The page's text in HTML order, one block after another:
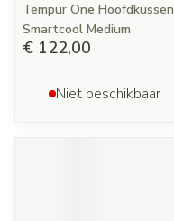
Tempur One Hoofdkussen
Smartcool Medium
€ 122,00
Niet beschikbaar